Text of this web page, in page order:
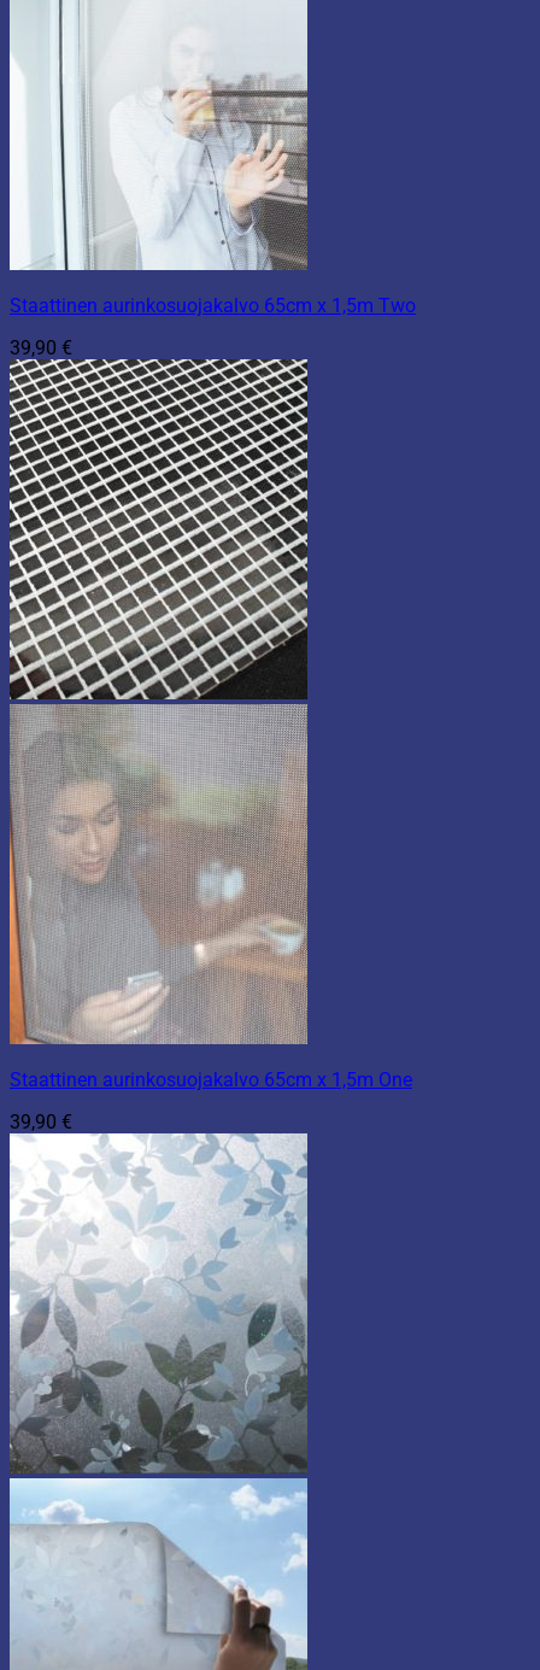
Staattinen aurinkosuojakalvo 65cm x 1,5m Two
39,90 €
Staattinen aurinkosuojakalvo 65cm x 1,5m One
39,90 €